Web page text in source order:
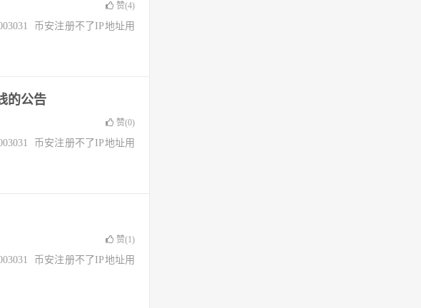
赞(4)
币安注册不了IP地址用
的公告
赞(0)
币安注册不了IP地址用
赞(1)
币安注册不了IP地址用